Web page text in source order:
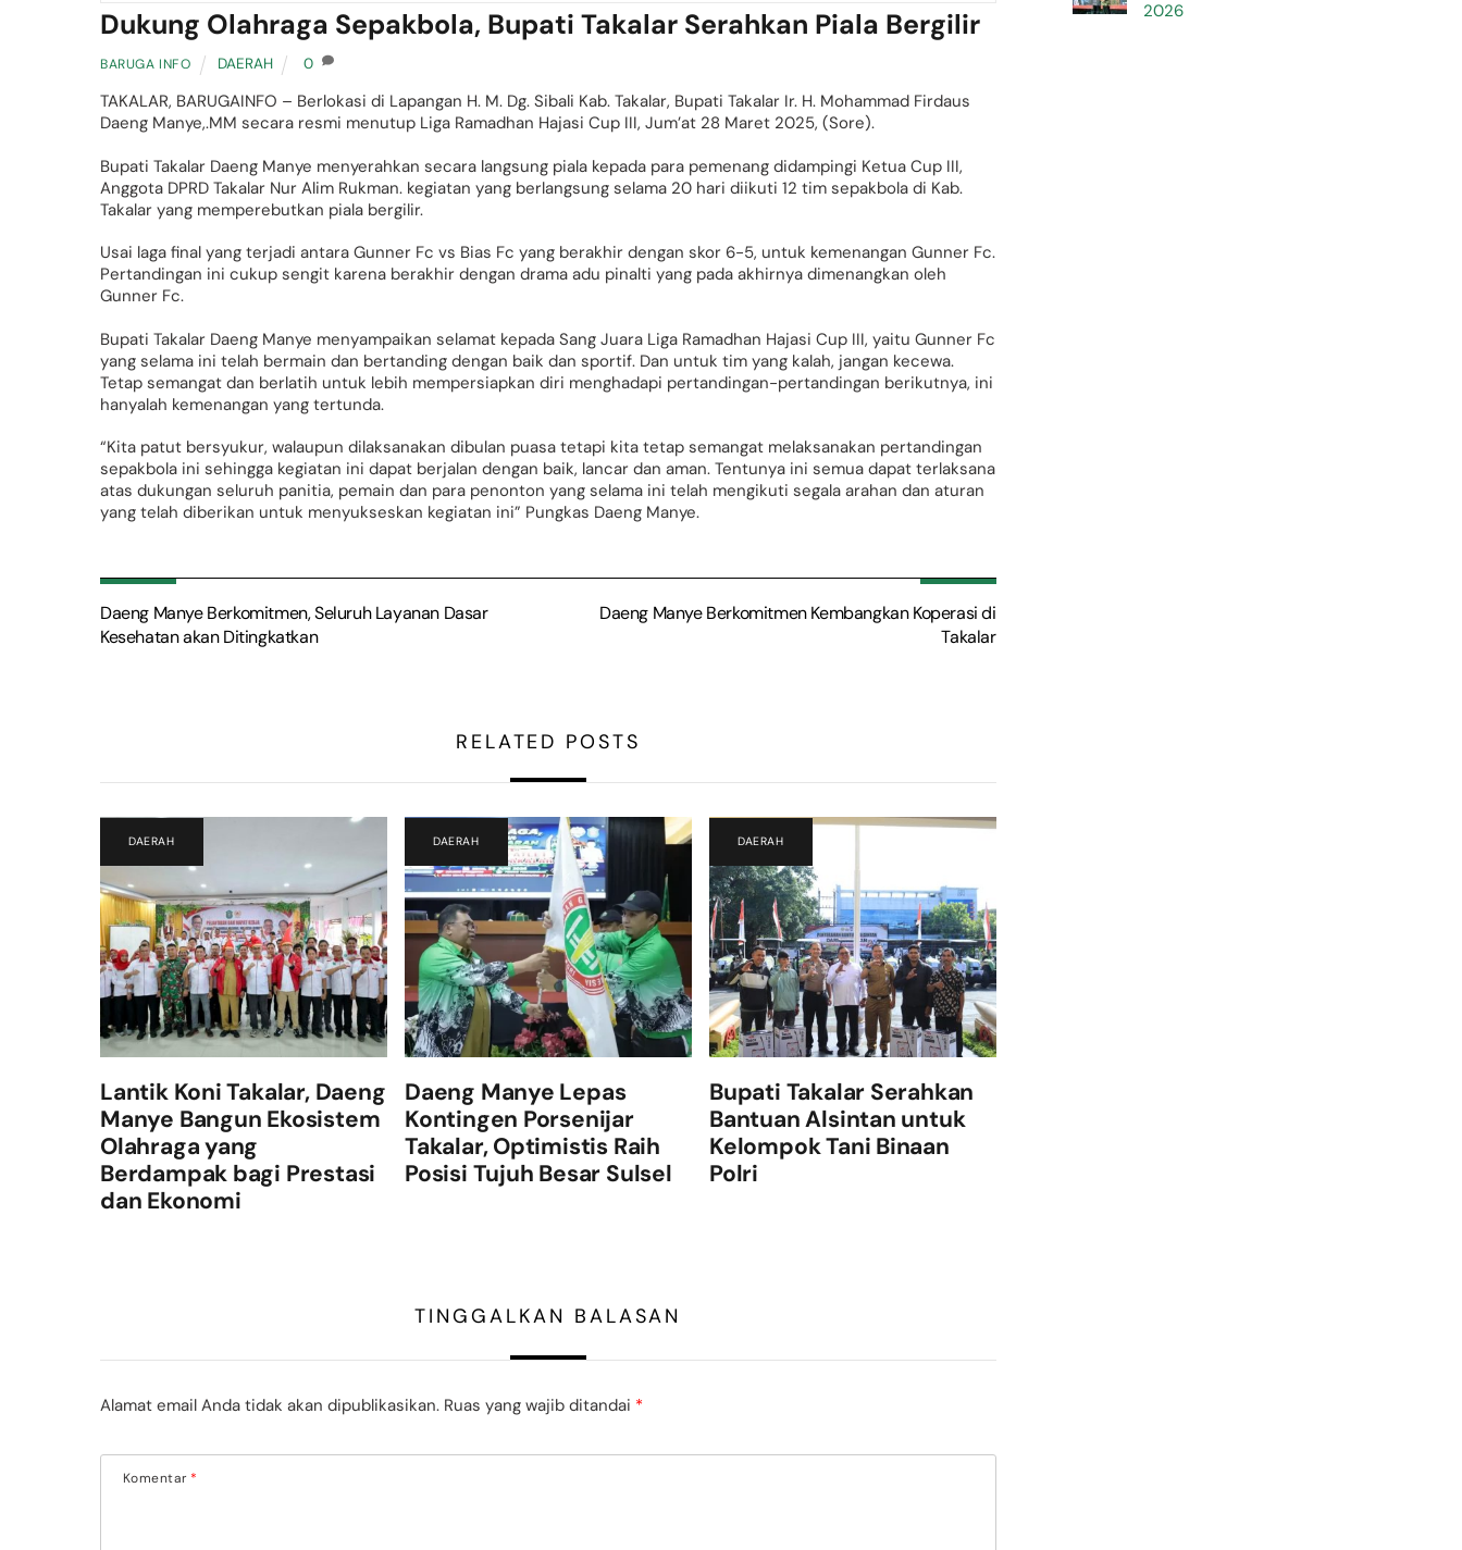
Dukung Olahraga Sepakbola, Bupati Takalar Serahkan Piala Bergilir
BARUGA INFO DAERAH 0
TAKALAR, BARUGAINFO – Berlokasi di Lapangan H. M. Dg. Sibali Kab. Takalar, Bupati Takalar Ir. H. Mohammad Firdaus
Daeng Manye,.MM secara resmi menutup Liga Ramadhan Hajasi Cup III, Jum’at 28 Maret 2025, (Sore).
Bupati Takalar Daeng Manye menyerahkan secara langsung piala kepada para pemenang didampingi Ketua Cup III,
Anggota DPRD Takalar Nur Alim Rukman. kegiatan yang berlangsung selama 20 hari diikuti 12 tim sepakbola di Kab.
Takalar yang memperebutkan piala bergilir.
Usai laga final yang terjadi antara Gunner Fc vs Bias Fc yang berakhir dengan skor 6-5, untuk kemenangan Gunner Fc.
Pertandingan ini cukup sengit karena berakhir dengan drama adu pinalti yang pada akhirnya dimenangkan oleh
Gunner Fc.
Bupati Takalar Daeng Manye menyampaikan selamat kepada Sang Juara Liga Ramadhan Hajasi Cup III, yaitu Gunner Fc
yang selama ini telah bermain dan bertanding dengan baik dan sportif. Dan untuk tim yang kalah, jangan kecewa.
Tetap semangat dan berlatih untuk lebih mempersiapkan diri menghadapi pertandingan-pertandingan berikutnya, ini
hanyalah kemenangan yang tertunda.
“Kita patut bersyukur, walaupun dilaksanakan dibulan puasa tetapi kita tetap semangat melaksanakan pertandingan
sepakbola ini sehingga kegiatan ini dapat berjalan dengan baik, lancar dan aman. Tentunya ini semua dapat terlaksana
atas dukungan seluruh panitia, pemain dan para penonton yang selama ini telah mengikuti segala arahan dan aturan
yang telah diberikan untuk menyukseskan kegiatan ini” Pungkas Daeng Manye.
Daeng Manye Berkomitmen, Seluruh Layanan Dasar
Kesehatan akan Ditingkatkan
Daeng Manye Berkomitmen Kembangkan Koperasi di
Takalar
RELATED POSTS
DAERAH
Lantik Koni Takalar, Daeng
Manye Bangun Ekosistem
Olahraga yang
Berdampak bagi Prestasi
dan Ekonomi
DAERAH
Daeng Manye Lepas
Kontingen Porsenijar
Takalar, Optimistis Raih
Posisi Tujuh Besar Sulsel
DAERAH
Bupati Takalar Serahkan
Bantuan Alsintan untuk
Kelompok Tani Binaan
Polri
TINGGALKAN BALASAN
Alamat email Anda tidak akan dipublikasikan. Ruas yang wajib ditandai *
Komentar *
2026